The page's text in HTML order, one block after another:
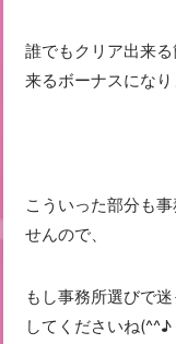
誰でもクリア出来
来るボーナスにな
こういった部分も
せんので、
もし事務所選びで
してくださいね(^^♪